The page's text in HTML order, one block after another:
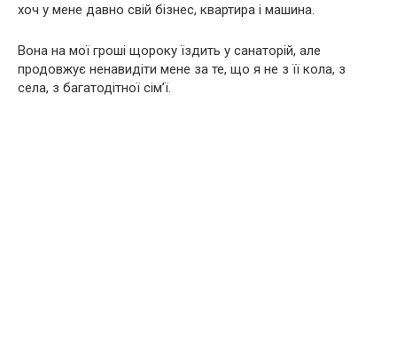
хоч у мене давно свій бізнес, квартира і машина.
Вона на мої гроші щороку їздить у санаторій, але
продовжує ненавидіти мене за те, що я не з її кола, з
села, з багатодітної сім’ї.